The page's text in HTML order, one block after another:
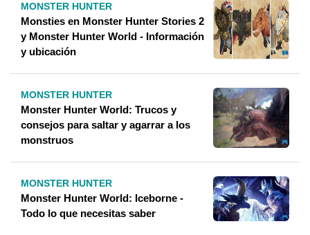
MONSTER HUNTER
Monsties en Monster Hunter Stories 2
y Monster Hunter World - Información
y ubicación
MONSTER HUNTER
Monster Hunter World: Trucos y
consejos para saltar y agarrar a los
monstruos
MONSTER HUNTER
Monster Hunter World: Iceborne -
Todo lo que necesitas saber